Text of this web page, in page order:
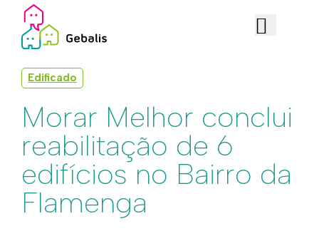
Edificado
Morar Melhor conclui
reabilitação de 6
edifícios no Bairro da
Flamenga